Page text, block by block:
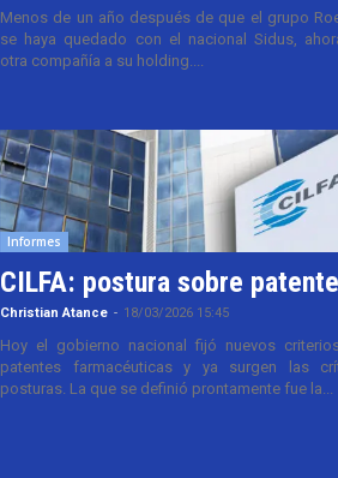
Menos de un año después de que el grupo
se haya quedado con el nacional Sidus,
otra compañía a su holding....
Informes
CILFA: postura sobre
Christian Atance - 18/03/2026 15:45
Hoy el gobierno nacional fijó nuevos
patentes farmacéuticas y ya surgen las
posturas. La que se definió prontamente fue la...